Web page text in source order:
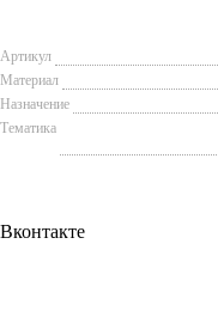
Артикул
Материал
Назначение
Тематика
Вконтакте